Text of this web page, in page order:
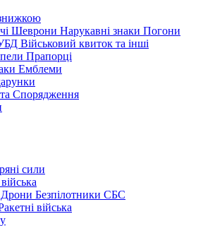
Шеврони Нарукавні знаки Погони
Військовий квиток та інші
Прапорці
Емблеми
Спорядження
сили
Дрони Безпілотники СБС
війська